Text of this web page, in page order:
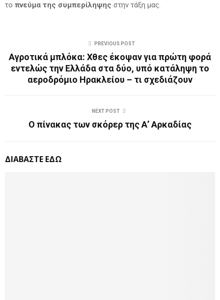
το πνεύμα της συμπερίληψης στην τάξη μας.
PREVIOUS POST
Αγροτικά μπλόκα: Χθες έκοψαν για πρώτη φορά
εντελώς την Ελλάδα στα δύο, υπό κατάληψη το
αεροδρόμιο Ηρακλείου – τι σχεδιάζουν
NEXT POST
Ο πίνακας των σκόρερ της Α’ Αρκαδίας
ΔΙΑΒΑΣΤΕ ΕΔΩ